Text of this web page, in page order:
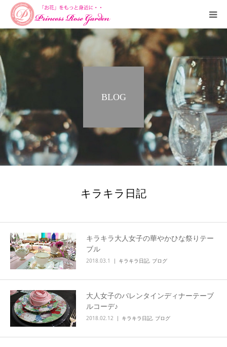
BLOG
キラキラ日記
キラキラ大人女子の華やかひな祭りテー
ブル
2018.03.1 キラキラ日記, ブログ
大人女子のバレンタインディナーテーブ
ルコーデ♪
2018.02.12 キラキラ日記, ブログ
PROFILE
COURSE
ORDERMADE